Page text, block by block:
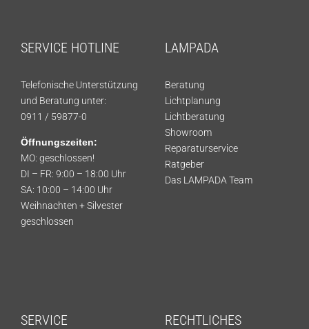
SERVICE HOTLINE
Telefonische Unterstützung
und Beratung unter:
0911 / 59877-0
Öffnungszeiten:
MO: geschlossen!
DI – FR: 9:00 – 18:00 Uhr
SA: 10:00 – 14:00 Uhr
Weihnachten + Silvester
geschlossen
LAMPADA
Beratung
Lichtplanung
Lichtberatung
Showroom
Reparaturservice
Ratgeber
Das LAMPADA Team
SERVICE RECHTLICHES